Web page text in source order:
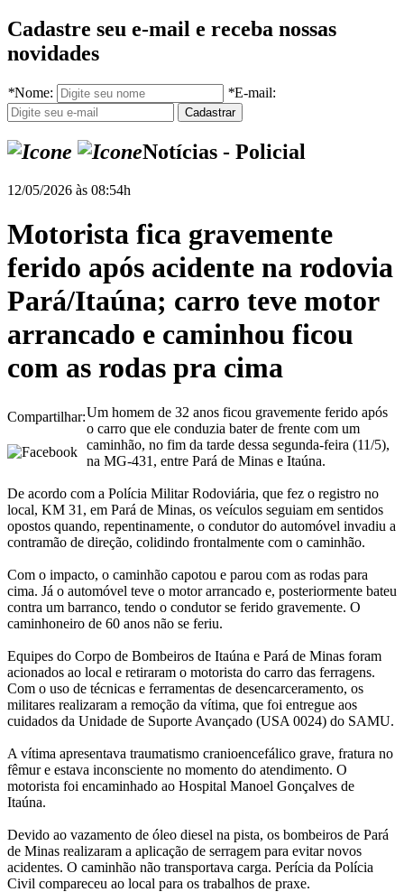
Cadastre seu e-mail e receba nossas
novidades
*Nome: *E-mail:
Notícias - Policial
12/05/2026 às 08:54h
Motorista fica gravemente
ferido após acidente na rodovia
Pará/Itaúna; carro teve motor
arrancado e caminhou ficou
com as rodas pra cima
Compartilhar:Um homem de 32 anos ficou gravemente ferido após
o carro que ele conduzia bater de frente com um
caminhão, no fim da tarde dessa segunda-feira (11/5),
na MG-431, entre Pará de Minas e Itaúna.
De acordo com a Polícia Militar Rodoviária, que fez o registro no
local, KM 31, em Pará de Minas, os veículos seguiam em sentidos
opostos quando, repentinamente, o condutor do automóvel invadiu a
contramão de direção, colidindo frontalmente com o caminhão.
Com o impacto, o caminhão capotou e parou com as rodas para
cima. Já o automóvel teve o motor arrancado e, posteriormente bateu
contra um barranco, tendo o condutor se ferido gravemente. O
caminhoneiro de 60 anos não se feriu.
Equipes do Corpo de Bombeiros de Itaúna e Pará de Minas foram
acionados ao local e retiraram o motorista do carro das ferragens.
Com o uso de técnicas e ferramentas de desencarceramento, os
militares realizaram a remoção da vítima, que foi entregue aos
cuidados da Unidade de Suporte Avançado (USA 0024) do SAMU.
A vítima apresentava traumatismo cranioencefálico grave, fratura no
fêmur e estava inconsciente no momento do atendimento. O
motorista foi encaminhado ao Hospital Manoel Gonçalves de
Itaúna.
Devido ao vazamento de óleo diesel na pista, os bombeiros de Pará
de Minas realizaram a aplicação de serragem para evitar novos
acidentes. O caminhão não transportava carga. Perícia da Polícia
Civil compareceu ao local para os trabalhos de praxe.